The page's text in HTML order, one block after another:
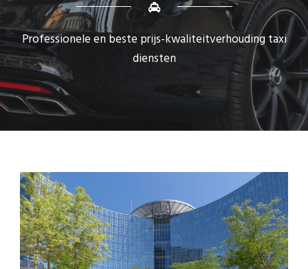
Professionele en beste prijs-kwaliteitverhouding taxi
diensten